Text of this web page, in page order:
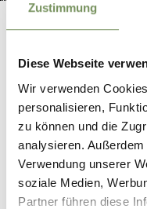
Zustimmung
Diese Webseite
Wir verwenden
personalisieren,
zu können und die
analysieren.
Verwendung unserer
soziale Medien,
Partner führen diese
+
−